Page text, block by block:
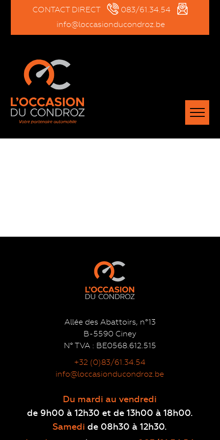
CONTACT DIRECT
083/61.34.54
info@loccasionducondroz.be
Allée des Abattoirs, n°13
B-5590 Ciney
N° TVA : BE0568.612.515
+32 (0)83/61.34.54
info@loccasionducondroz.be
Du mardi au vendredi
de 9h00 à 12h30 et de 13h00 à 18h00.
Samedi de 08h30 à 12h30.